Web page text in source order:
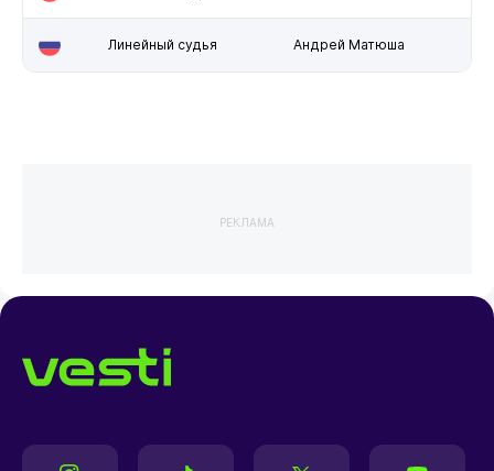
Линейный судья Андрей Матюша
РЕКЛАМА